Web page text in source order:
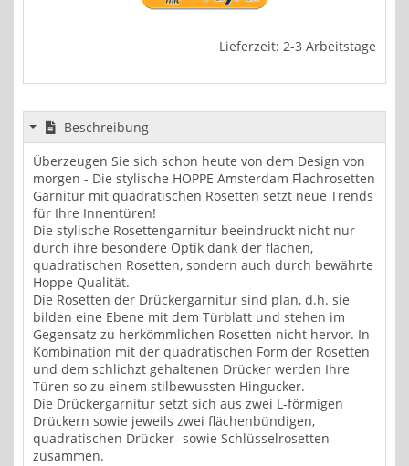
Lieferzeit: 2-3 Arbeitstage
Beschreibung
Überzeugen Sie sich schon heute von dem Design von
morgen - Die stylische HOPPE Amsterdam Flachrosetten
Garnitur mit quadratischen Rosetten setzt neue Trends
für Ihre Innentüren!
Die stylische Rosettengarnitur beeindruckt nicht nur
durch ihre besondere Optik dank der flachen,
quadratischen Rosetten, sondern auch durch bewährte
Hoppe Qualität.
Die Rosetten der Drückergarnitur sind plan, d.h. sie
bilden eine Ebene mit dem Türblatt und stehen im
Gegensatz zu herkömmlichen Rosetten nicht hervor. In
Kombination mit der quadratischen Form der Rosetten
und dem schlichzt gehaltenen Drücker werden Ihre
Türen so zu einem stilbewussten Hingucker.
Die Drückergarnitur setzt sich aus zwei L-förmigen
Drückern sowie jeweils zwei flächenbündigen,
quadratischen Drücker- sowie Schlüsselrosetten
zusammen.